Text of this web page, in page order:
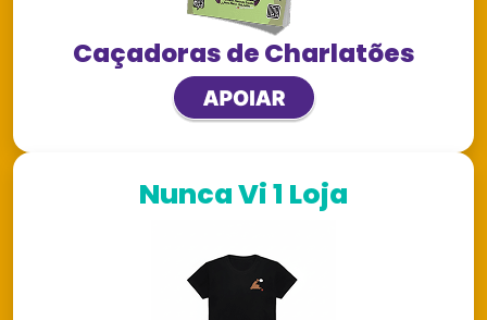
Caçadoras de Charlatões
Nunca Vi 1 Loja